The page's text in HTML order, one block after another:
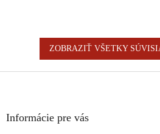
ZOBRAZIŤ VŠETKY
Informácie pre vás